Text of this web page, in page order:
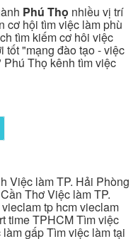
Phú Thọ nhiều vị trí
cơ hội tìm việc làm phù
tìm kiếm cơ hôi việc
tốt "mạng đào tạo - việc
Thọ kênh tìm việc
Việc làm TP. Hải Phòng
Thơ Việc làm TP.
tp hcm vieclam
time TPHCM Tìm việc
gấp Tìm việc làm tại